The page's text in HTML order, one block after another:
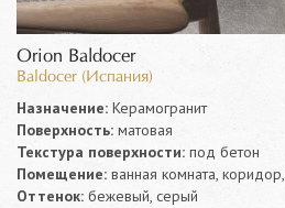
Orion Baldocer
Baldocer (Испания)
Назначение: Керамогранит
Поверхность: матовая
Текстура поверхности: под бетон
Помещение: ванная комната,
Оттенок: бежевый, серый